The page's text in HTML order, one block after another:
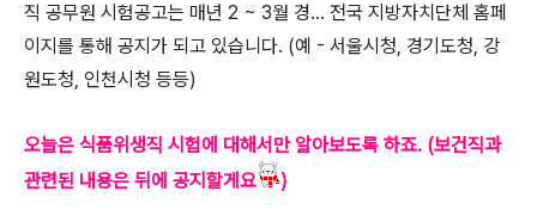
직 공무원 시험공고는 매년 2 ~ 3월 경... 전국 지방자치단체 홈페
이지를 통해 공지가 되고 있습니다. (예 - 서울시청, 경기도청, 강
원도청, 인천시청 등등)
오늘은 식품위생직 시험에 대해서만 알아보도록 하죠. (보건직과
관련된 내용은 뒤에 공지할게요
)